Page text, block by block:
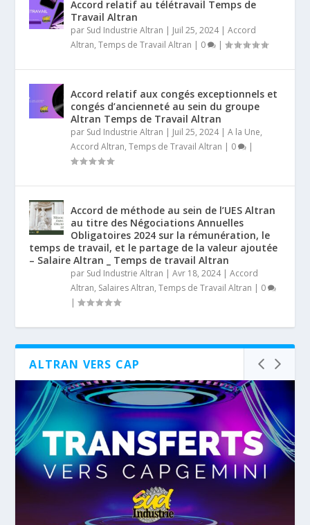
Accord relatif au télétravail Temps de
Travail Altran
par Sud Industrie Altran | Juil 25, 2024|Accord
Altran,Temps de Travail Altran | 0 |
Accord relatif aux congés exceptionnels et
congés d’ancienneté au sein du groupe
Altran Temps de Travail Altran
par Sud Industrie Altran | Juil 25, 2024|A la Une,
Accord Altran,Temps de Travail Altran | 0 |
Accord de méthode au sein de l’UES Altran
au titre des Négociations Annuelles
Obligatoires 2024 sur la rémunération, le
temps de travail, et le partage de la valeur ajoutée
– Salaire Altran _ Temps de travail Altran
par Sud Industrie Altran |Avr 18, 2024|Accord
Altran, Salaires Altran,Temps de Travail Altran | 0
|
ALTRAN VERS CAP